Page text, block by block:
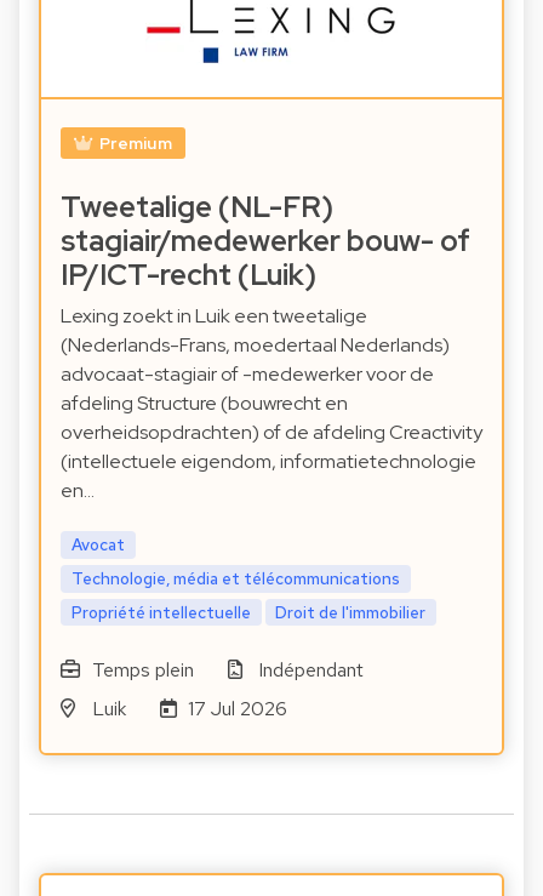
Premium
Tweetalige (NL-FR)
stagiair/medewerker bouw- of
IP/ICT-recht (Luik)
Lexing zoekt in Luik een tweetalige
(Nederlands-Frans, moedertaal Nederlands)
advocaat-stagiair of -medewerker voor de
afdeling Structure (bouwrecht en
overheidsopdrachten) of de afdeling Creactivity
(intellectuele eigendom, informatietechnologie
en…
Avocat
Technologie, média et télécommunications
Propriété intellectuelle
Droit de l'immobilier
Temps plein
Indépendant
Luik
17 Jul 2026